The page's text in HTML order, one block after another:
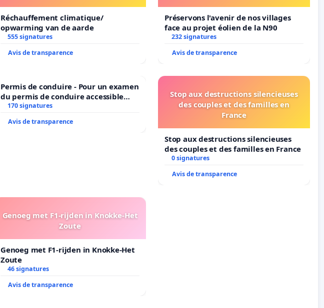
Réchauffement climatique/
opwarming van de aarde
555 signatures
Avis de transparence
Préservons l'avenir de nos villages
face au projet éolien de la N90
232 signatures
Avis de transparence
Permis de conduire - Pour un examen
du permis de conduire accessible
dans plusieurs langues à Bruxelles
170 signatures
Avis de transparence
Stop aux destructions silencieuses
des couples et des familles en
France
Stop aux destructions silencieuses
des couples et des familles en France
0 signatures
Avis de transparence
Genoeg met F1-rijden in Knokke-Het
Zoute
Genoeg met F1-rijden in Knokke-Het
Zoute
46 signatures
Avis de transparence